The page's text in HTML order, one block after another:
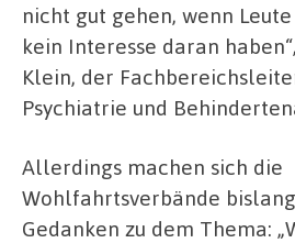
nicht gut gehen, wenn
kein Interesse daran
Klein, der
Psychiatrie und
Allerdings machen sich die
Wohlfahrtsverbände
Gedanken zu dem Thema: